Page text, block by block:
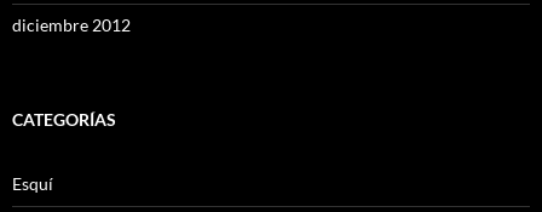
diciembre 2012
CATEGORÍAS
Esquí